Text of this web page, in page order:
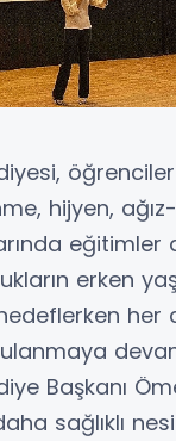
hijyen,
eğitimler
erken
her
Başkanı
sağlıklı